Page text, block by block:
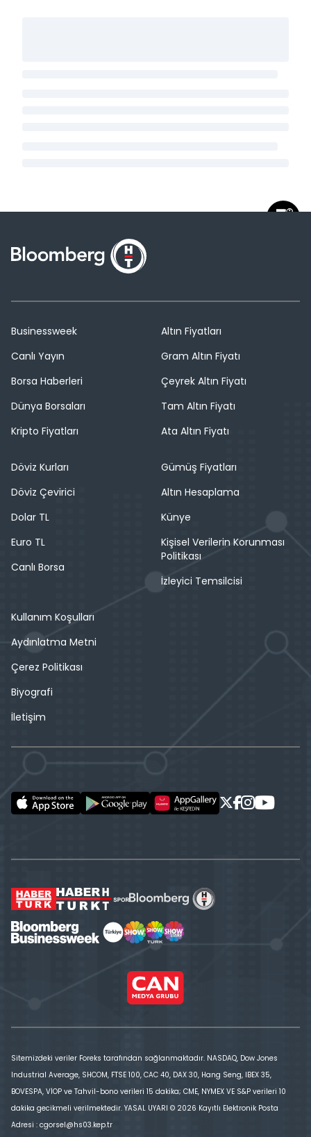
Businessweek
Canlı Yayın
Borsa Haberleri
Dünya Borsaları
Kripto Fiyatları
Altın Fiyatları
Gram Altın Fiyatı
Çeyrek Altın Fiyatı
Tam Altın Fiyatı
Ata Altın Fiyatı
Döviz Kurları
Döviz Çevirici
Dolar TL
Euro TL
Canlı Borsa
Gümüş Fiyatları
Altın Hesaplama
Künye
Kişisel Verilerin Korunması
Politikası
İzleyici Temsilcisi
Kullanım Koşulları
Aydınlatma Metni
Çerez Politikası
Biyografi
İletişim
Sitemizdeki veriler Foreks tarafından sağlanmaktadır. NASDAQ, Dow Jones
Industrial Average, SHCOM, FTSE 100, CAC 40, DAX 30, Hang Seng, IBEX 35,
BOVESPA, VİOP ve Tahvil-bono verileri 15 dakika; CME, NYMEX VE S&P verileri 10
dakika gecikmeli verilmektedir. YASAL UYARI © 2026 Kayıtlı Elektronik Posta
Adresi : cgorsel@hs03.kep.tr